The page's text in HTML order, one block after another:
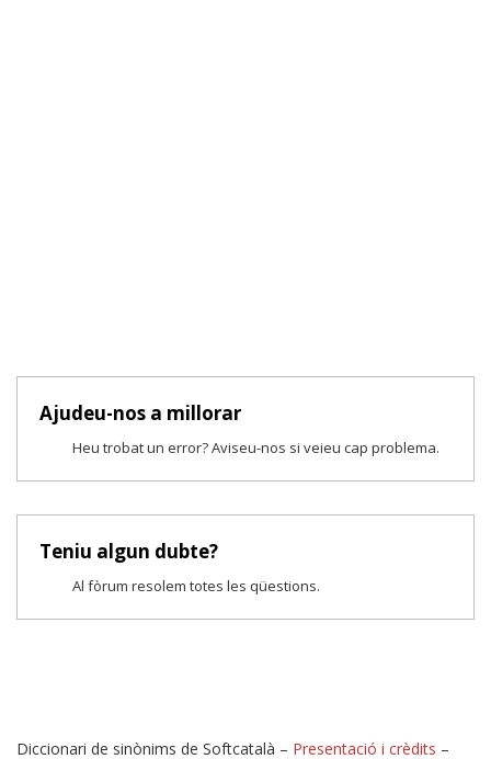
Ajudeu-nos a millorar
Heu trobat un error? Aviseu-nos si veieu cap problema.
Teniu algun dubte?
Al fòrum resolem totes les qüestions.
Diccionari de sinònims de Softcatalà – Presentació i crèdits –